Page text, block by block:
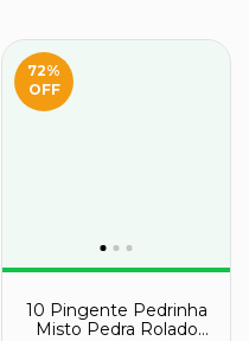
72%
OFF
10 Pingente Pedrinha
Misto Pedra Rolado